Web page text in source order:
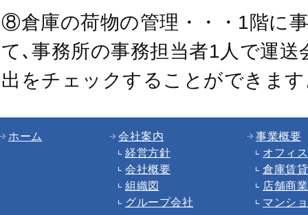
⑧倉庫の荷物の管理・・・1階に
て､事務所の事務担当者1人で運送
出をチェックすることができま
ホーム
会社案内
経営方針
会社概要
組織図
グループ会社
事業概要
オフィ
倉庫賃貸
店舗商
マンシ